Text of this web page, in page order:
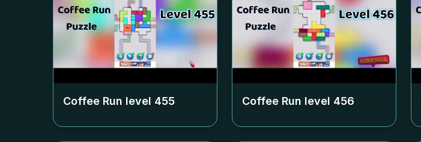
Coffee Run level 455 Coffee Run level 456